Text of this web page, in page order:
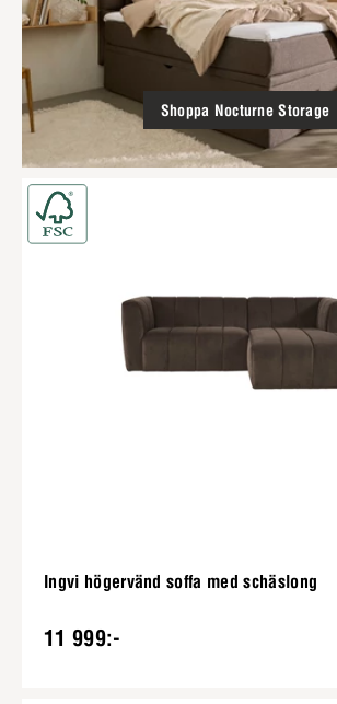
Shoppa Nocturne Storage
Ingvi högervänd soffa med schäslong
11 999:-